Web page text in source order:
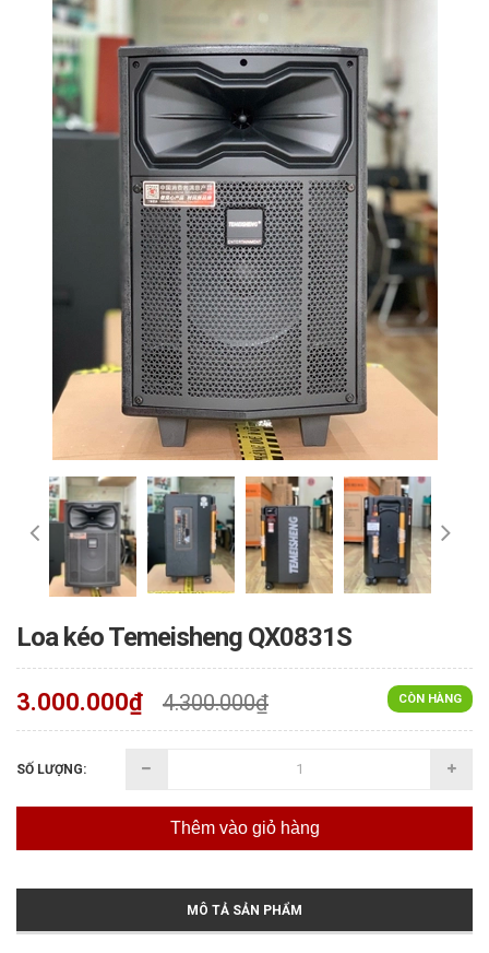
Loa kéo Temeisheng QX0831S
CÒN HÀNG
3.000.000₫ 4.300.000₫
SỐ LƯỢNG:
Thêm vào giỏ hàng
MÔ TẢ SẢN PHẨM